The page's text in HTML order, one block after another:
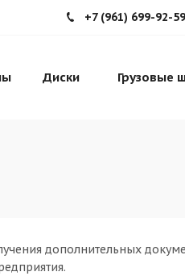
+7 (961) 699-92-59
Диски Грузовые
дополнительных